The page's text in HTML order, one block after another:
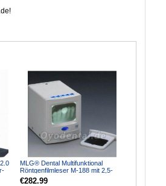
MLG® Dental Multifunktional
Röntgenfilmleser M-188 mit 2,5-
Zoll LCD Bildschirm
€282.99